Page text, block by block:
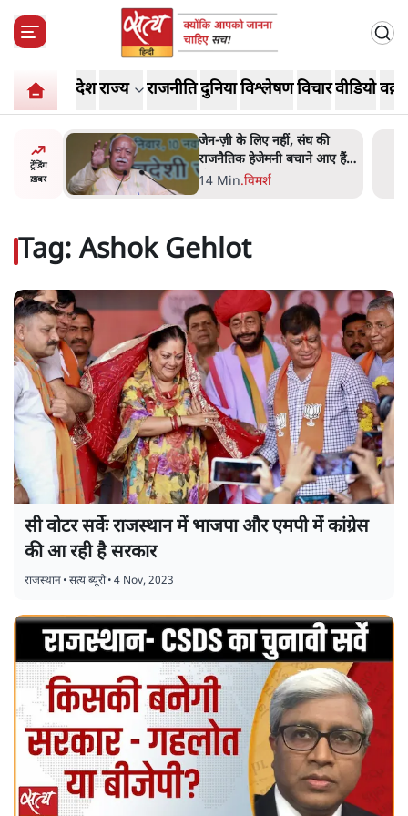
देशराज्य राजनीतिदुनियाविश्लेषणविचारवीडियो
ट्रेंडिंग
ख़बर
आए हैं
ईरान ने जारी किया मुजतबा
खामेनेई का वीडियो; स्वास्थ्य पर
इसराइली मीडिया में चल रही थीं
7 Min.दुनिया
Tag:Ashok Gehlot
सी वोटर सर्वेः राजस्थान में भाजपा और एमपी में कांग्रेस
की आ रही है सरकार
राजस्थान•सत्य ब्यूरो•4 Nov, 2023